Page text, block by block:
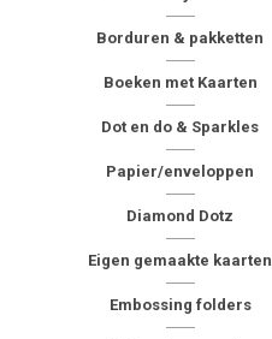
Borduren & pakketten
Boeken met Kaarten
Dot en do & Sparkles
Papier/enveloppen
Diamond Dotz
Eigen gemaakte kaarten
Embossing folders